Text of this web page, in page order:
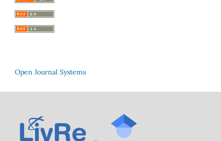
Open Journal Systems